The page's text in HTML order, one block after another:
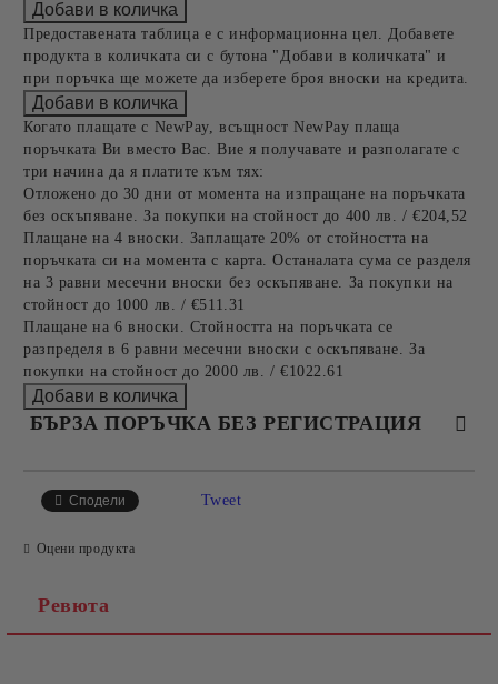
Предоставената таблица е с информационна цел. Добавете
продукта в количката си с бутона "Добави в количката" и
при поръчка ще можете да изберете броя вноски на кредита.
Когато плащате с NewPay, всъщност NewPay плаща
поръчката Ви вместо Вас. Вие я получавате и разполагате с
три начина да я платите към тях:
Отложено до 30 дни от момента на изпращане на поръчката
без оскъпяване. За покупки на стойност до 400 лв. / €204,52
Плащане на 4 вноски. Заплащате 20% от стойността на
поръчката си на момента с карта. Останалата сума се разделя
на 3 равни месечни вноски без оскъпяване. За покупки на
стойност до 1000 лв. / €511.31
Плащане на 6 вноски. Стойността на поръчката се
разпределя в 6 равни месечни вноски с оскъпяване. За
покупки на стойност до 2000 лв. / €1022.61
БЪРЗА ПОРЪЧКА БЕЗ РЕГИСТРАЦИЯ
Сподели Tweet
Оцени продукта
Ревюта